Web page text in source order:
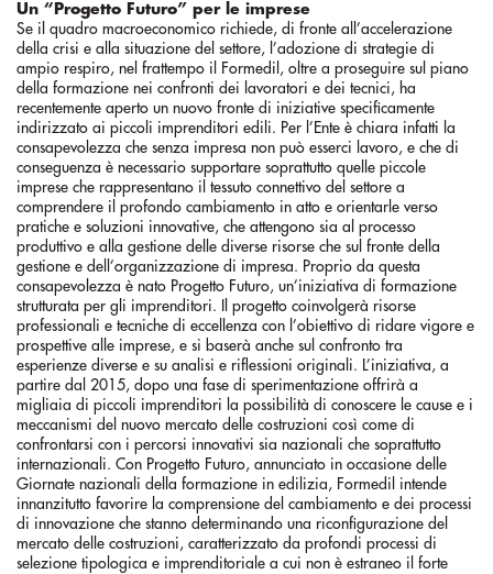
Un “Progetto Futuro” per le imprese
Se il quadro macroeconomico richiede, di fronte all’accelerazione
della crisi e alla situazione del settore, l’adozione di strategie di
ampio respiro, nel frattempo il Formedil, oltre a proseguire sul piano
della formazione nei confronti dei lavoratori e dei tecnici, ha
recentemente aperto un nuovo fronte di iniziative specificamente
indirizzato ai piccoli imprenditori edili. Per l’Ente è chiara infatti la
consapevolezza che senza impresa non può esserci lavoro, e che di
conseguenza è necessario supportare soprattutto quelle piccole
imprese che rappresentano il tessuto connettivo del settore a
comprendere il profondo cambiamento in atto e orientarle verso
pratiche e soluzioni innovative, che attengono sia al processo
produttivo e alla gestione delle diverse risorse che sul fronte della
gestione e dell’organizzazione di impresa. Proprio da questa
consapevolezza è nato Progetto Futuro, un’iniziativa di formazione
strutturata per gli imprenditori. Il progetto coinvolgerà risorse
professionali e tecniche di eccellenza con l’obiettivo di ridare vigore e
prospettive alle imprese, e si baserà anche sul confronto tra
esperienze diverse e su analisi e riflessioni originali. L’iniziativa, a
partire dal 2015, dopo una fase di sperimentazione offrirà a
migliaia di piccoli imprenditori la possibilità di conoscere le cause e i
meccanismi del nuovo mercato delle costruzioni così come di
confrontarsi con i percorsi innovativi sia nazionali che soprattutto
internazionali. Con Progetto Futuro, annunciato in occasione delle
Giornate nazionali della formazione in edilizia, Formedil intende
innanzitutto favorire la comprensione del cambiamento e dei processi
di innovazione che stanno determinando una riconfigurazione del
mercato delle costruzioni, caratterizzato da profondi processi di
selezione tipologica e imprenditoriale a cui non è estraneo il forte